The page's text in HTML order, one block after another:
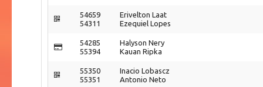
54659
54311
Erivelton Laat
Ezequiel Lopes
54285
55394
Halyson Nery
Kauan Ripka
55350
55351
Inacio Lobascz
Antonio Neto